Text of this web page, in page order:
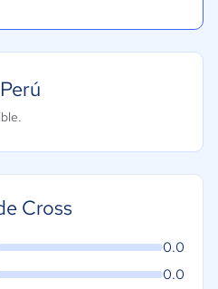
Cross
0.0
0.0